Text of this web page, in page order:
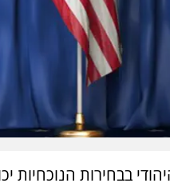
בבחירות הנוכחיות